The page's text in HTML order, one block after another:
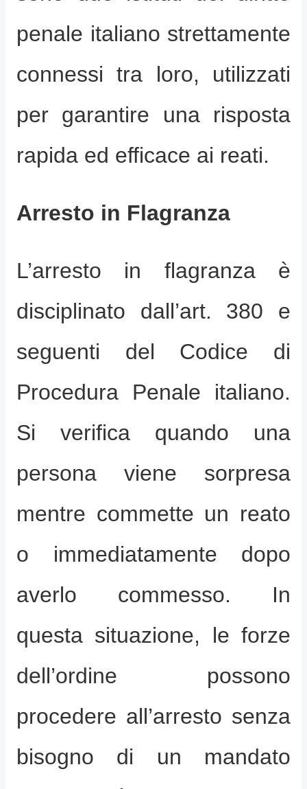
penale italiano strettamente
connessi tra loro, utilizzati
per garantire una risposta
rapida ed efficace ai reati.
Arresto in Flagranza
L’arresto in flagranza è
disciplinato dall’art. 380 e
seguenti del Codice di
Procedura Penale italiano.
Si verifica quando una
persona viene sorpresa
mentre commette un reato
o immediatamente dopo
averlo commesso. In
questa situazione, le forze
dell’ordine possono
procedere all’arresto senza
bisogno di un mandato